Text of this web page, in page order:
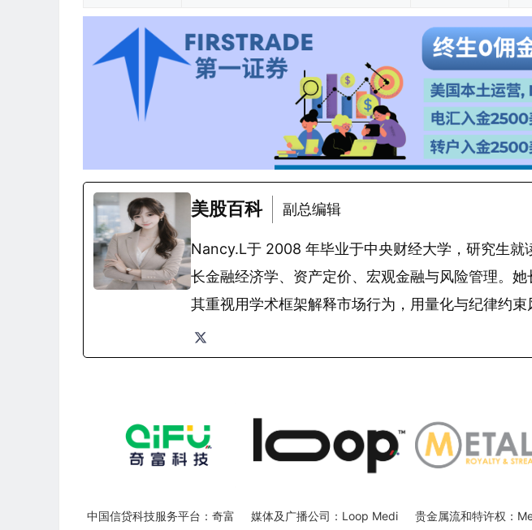
美股百科 副总编辑
Nancy.L于 2008 年毕业于中央财经大学，研究生就
长金融经济学、资产定价、宏观金融与风险管理。
其重视用学术框架解释市场行为，用量化与纪律约束
中国信贷科技服务平台：奇富
媒体及广播公司：Loop Medi
贵金属流和特许权：